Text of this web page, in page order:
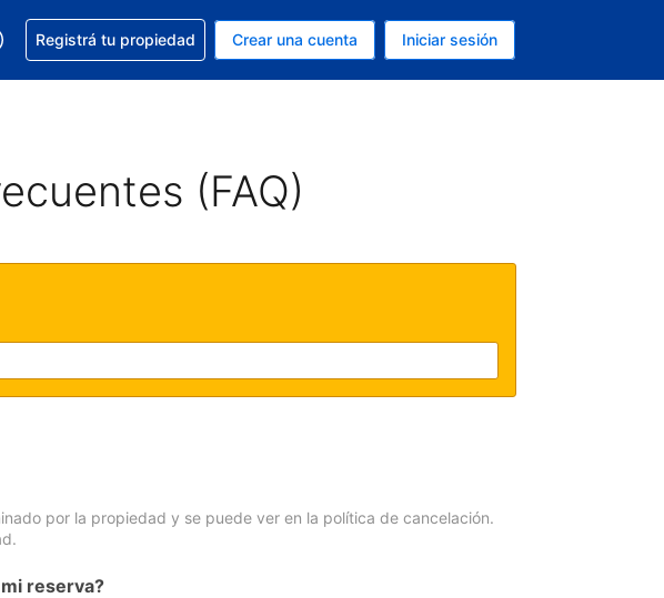
moneda actual es Dólar de EEUU
El idioma que estás usando es Español (Argentina)
Conseguí ayuda con tu reserva
Registrá tu propiedad Crear una cuenta Iniciar sesión
(FAQ)
por la propiedad y se puede ver en la política de cancelación.
reserva?